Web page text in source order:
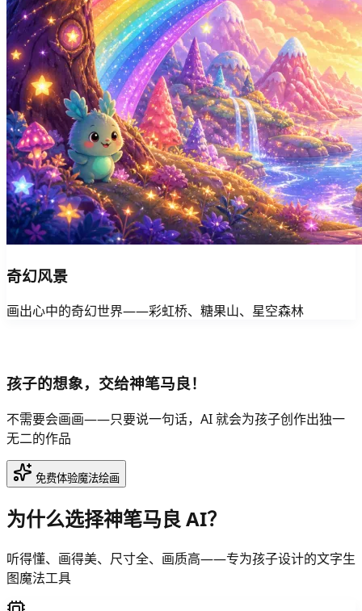
奇幻风景
画出心中的奇幻世界——彩虹桥、糖果山、星空森林
孩子的想象，交给神笔马良！
不需要会画画——只要说一句话，AI 就会为孩子创作出独一
无二的作品
免费体验魔法绘画
为什么选择神笔马良 AI？
听得懂、画得美、尺寸全、画质高——专为孩子设计的文字生
图魔法工具